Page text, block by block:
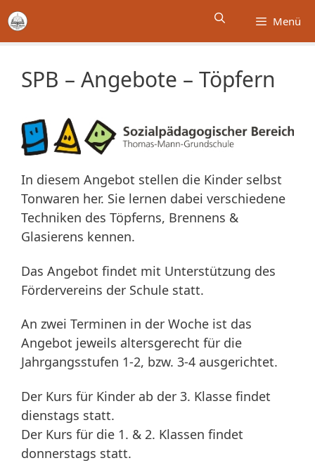
Zum
Inhalt
springen
Menü
SPB – Angebote – Töpfern
In diesem Angebot stellen die Kinder selbst
Tonwaren her. Sie lernen dabei verschiedene
Techniken des Töpferns, Brennens &
Glasierens kennen.
Das Angebot findet mit Unterstützung des
Fördervereins der Schule statt.
An zwei Terminen in der Woche ist das
Angebot jeweils altersgerecht für die
Jahrgangsstufen 1-2, bzw. 3-4 ausgerichtet.
Der Kurs für Kinder ab der 3. Klasse findet
dienstags statt.
Der Kurs für die 1. & 2. Klassen findet
donnerstags statt.